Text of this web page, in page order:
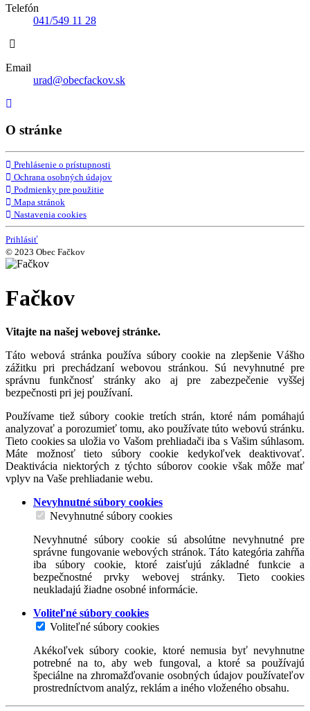
Telefón
041/549 11 28
Email
urad@obecfackov.sk
O stránke
Prehlásenie o prístupnosti
Ochrana osobných údajov
Podmienky pre použitie
Mapa stránok
Nastavenia cookies
Prihlásiť
© 2023 Obec Fačkov
Fačkov
Vitajte na našej webovej stránke.
Táto webová stránka používa súbory cookie na zlepšenie Vášho
zážitku pri prechádzaní webovou stránkou. Sú nevyhnutné pre
správnu funkčnosť stránky ako aj pre zabezpečenie vyššej
bezpečnosti pri jej používaní.
Používame tiež súbory cookie tretích strán, ktoré nám pomáhajú
analyzovať a porozumieť tomu, ako používate túto webovú stránku.
Tieto cookies sa uložia vo Vašom prehliadači iba s Vašim súhlasom.
Máte možnosť tieto súbory cookie kedykoľvek deaktivovať.
Deaktivácia niektorých z týchto súborov cookie však môže mať
vplyv na Vaše prehliadanie webu.
Nevyhnutné súbory cookies
Nevyhnutné súbory cookies
Nevyhnutné súbory cookie sú absolútne nevyhnutné pre
správne fungovanie webových stránok. Táto kategória zahŕňa
iba súbory cookie, ktoré zaisťujú základné funkcie a
bezpečnostné prvky webovej stránky. Tieto cookies
neukladajú žiadne osobné informácie.
Voliteľné súbory cookies
Voliteľné súbory cookies
Akékoľvek súbory cookie, ktoré nemusia byť nevyhnutne
potrebné na to, aby web fungoval, a ktoré sa používajú
špeciálne na zhromažďovanie osobných údajov používateľov
prostredníctvom analýz, reklám a iného vloženého obsahu.